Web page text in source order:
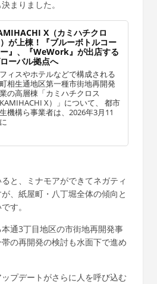
まりました。
X（カミハチクロ
が上棟！『ブルーボトルコー
』、『WeWork』が出店する
ーバル拠点へ
ィスやホテルなどで構成される
相生通地区第一種市街地再開発
の高層棟「カミハチクロス
KAMIHACHI X）」について、 都市
機構ら事業者は、2026年3月11
と、ミナモアができてネガティ
、紙屋町・八丁堀全体の傾向と
す。
通3丁目地区の市街地再開発事
の再開発の検討も水面下で進め
プデートがさらに人を呼び込む